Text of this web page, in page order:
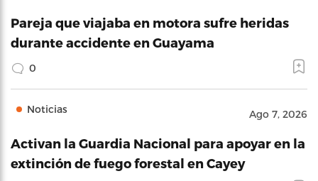
Pareja que viajaba en motora sufre heridas
durante accidente en Guayama
0
Noticias Ago 7, 2026
Activan la Guardia Nacional para apoyar en la
extinción de fuego forestal en Cayey